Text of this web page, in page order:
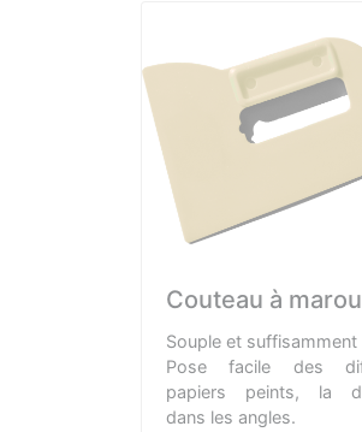
Couteau à
Souple et suffisamment
Pose facile des
papiers peints, la
dans les angles.